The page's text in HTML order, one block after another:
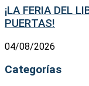
¡LA FERIA DEL
PUERTAS!
04/08/2026
Categorías